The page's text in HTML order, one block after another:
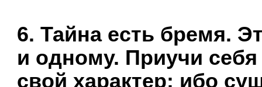
6. Тайна есть бремя.
и одному. Приучи
свой характер: ибо